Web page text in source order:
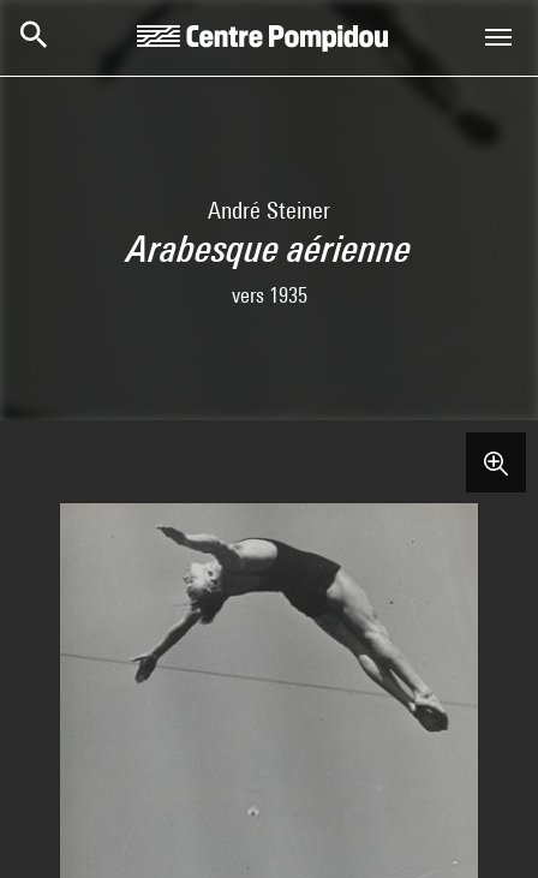
Skip to main content
Centre Pompidou
André Steiner
Arabesque aérienne
vers 1935